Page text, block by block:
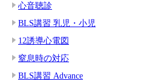
心音聴診
BLS講習 乳児・小児
12誘導心電図
窒息時の対応
BLS講習 Advance